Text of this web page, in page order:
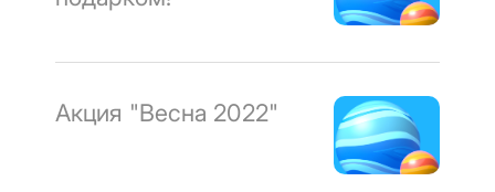
Акция "Весна 2022"